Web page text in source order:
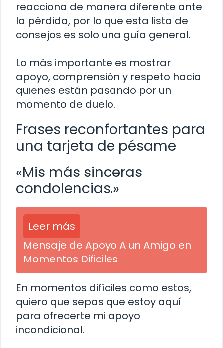
reacciona de manera diferente ante
la pérdida, por lo que esta lista de
consejos es solo una guía general.
Lo más importante es mostrar
apoyo, comprensión y respeto hacia
quienes están pasando por un
momento de duelo.
Frases reconfortantes para
una tarjeta de pésame
«Mis más sinceras
condolencias.»
Leer más
Mensaje de Apoyo A un Amigo en
Momentos Dificiles
En momentos difíciles como estos,
quiero que sepas que estoy aquí
para ofrecerte mi apoyo
incondicional.